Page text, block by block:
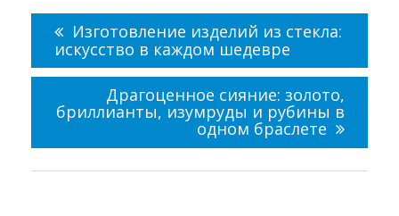
записям
Изготовление изделий из стекла:
искусство в каждом шедевре
Драгоценное сияние: золото,
бриллианты, изумруды и рубины в
одном браслете